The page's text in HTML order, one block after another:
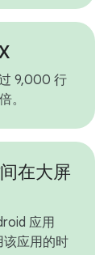
9,000 行
。
在大屏
应用
应用的时